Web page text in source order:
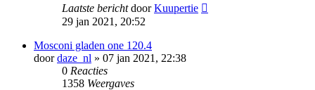
Laatste berichtdoorKuupertie
29 jan 2021, 20:52
Mosconi gladen one 120.4
doordaze_nl » 07 jan 2021, 22:38
0 Reacties
1358 Weergaves